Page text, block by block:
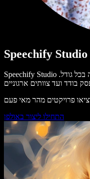
Speechify Studio הופך את עבודת צוותי הקריאייטיב לפשוטה בכל גודל.
התחילו ליצור באולפן